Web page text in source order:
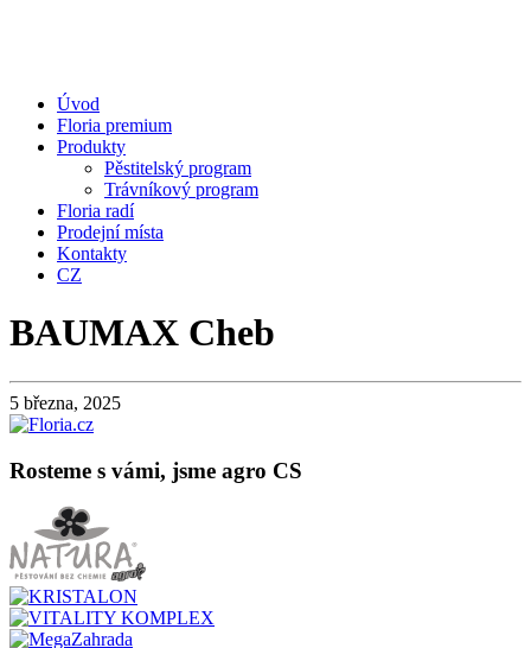
Úvod
Floria premium
Produkty
Pěstitelský program
Trávníkový program
Floria radí
Prodejní místa
Kontakty
CZ
BAUMAX Cheb
5 března, 2025
Rosteme s vámi, jsme agro CS